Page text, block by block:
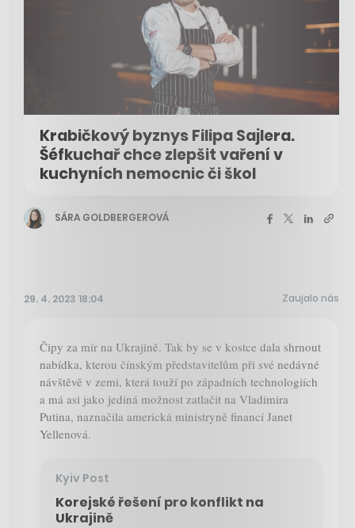
Krabičkový byznys Filipa Sajlera.
Šéfkuchař chce zlepšit vaření v
kuchyních nemocnic či škol
SÁRA GOLDBERGEROVÁ
29. 4. 2023 18:04 Zaujalo nás
Čipy za mír na Ukrajině. Tak by se v kostce dala shrnout
nabídka, kterou čínským představitelům při své nedávné
návštěvě v zemi, která touží po západních technologiích
a má asi jako jediná možnost zatlačit na Vladimira
Putina, naznačila americká ministryně financí Janet
Yellenová.
Kyiv Post
Korejské řešení pro konflikt na
Ukrajině